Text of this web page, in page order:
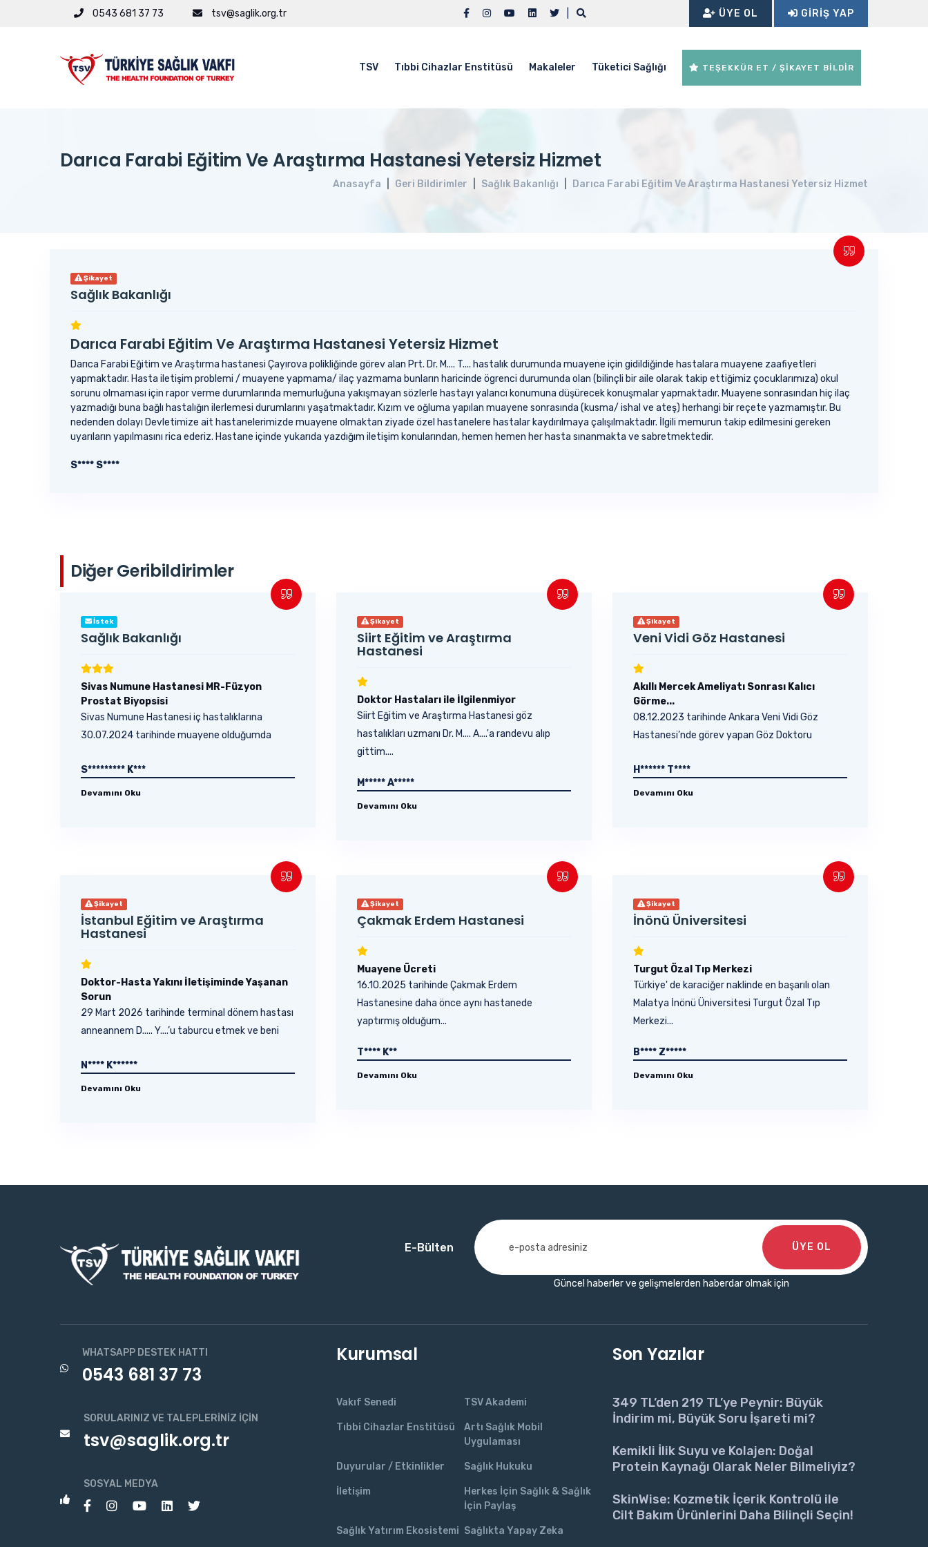
0543 681 37 73 tsv@saglik.org.tr ÜYE OL GIRIŞ YAP
TSV Tıbbi Cihazlar Enstitüsü Makaleler Tüketici Sağlığı TEŞEKKÜR ET / ŞİKAYET BİLDİR
Darıca Farabi Eğitim Ve Araştırma Hastanesi Yetersiz Hizmet
Anasayfa Geri Bildirimler Sağlık Bakanlığı Darıca Farabi Eğitim Ve Araştırma Hastanesi Yetersiz Hizmet
Şikayet
Sağlık Bakanlığı
Darıca Farabi Eğitim Ve Araştırma Hastanesi Yetersiz Hizmet
Darıca Farabi Eğitim ve Araştırma hastanesi Çayırova polikliğinde görev alan Prt. Dr. M.... T.... hastalık durumunda muayene için gidildiğinde hastalara muayene zaafiyetleri
yapmaktadır. Hasta iletişim problemi / muayene yapmama/ ilaç yazmama bunların haricinde ögrenci durumunda olan (bilinçli bir aile olarak takip ettiğimiz çocuklarımıza) okul
sorunu olmaması için rapor verme durumlarında memurluğuna yakışmayan sözlerle hastayı yalancı konumuna düşürecek konuşmalar yapmaktadır. Muayene sonrasından hiç ilaç
yazmadığı buna bağlı hastalığın ilerlemesi durumlarını yaşatmaktadır. Kızım ve oğluma yapılan muayene sonrasında (kusma/ ishal ve ateş) herhangi bir reçete yazmamıştır. Bu
nedenden dolayı Devletimize ait hastanelerimizde muayene olmaktan ziyade özel hastanelere hastalar kaydırılmaya çalışılmaktadır. İlgili memurun takip edilmesini gereken
uyarıların yapılmasını rica ederiz. Hastane içinde yukarıda yazdığım iletişim konularından, hemen hemen her hasta sınanmakta ve sabretmektedir.
S**** S****
Diğer Geribildirimler
İstek
Sağlık Bakanlığı
Sivas Numune Hastanesi MR-Füzyon
Prostat Biyopsisi
Sivas Numune Hastanesi iç hastalıklarına
30.07.2024 tarihinde muayene olduğumda
S********* K***
Devamını Oku
Şikayet
Siirt Eğitim ve Araştırma
Hastanesi
Doktor Hastaları ile İlgilenmiyor
Siirt Eğitim ve Araştırma Hastanesi göz
hastalıkları uzmanı Dr. M.... A....'a randevu alıp
gittim....
M***** A*****
Devamını Oku
Şikayet
Veni Vidi Göz Hastanesi
Akıllı Mercek Ameliyatı Sonrası Kalıcı
Görme...
08.12.2023 tarihinde Ankara Veni Vidi Göz
Hastanesi’nde görev yapan Göz Doktoru
H****** T****
Devamını Oku
Şikayet
İstanbul Eğitim ve Araştırma
Hastanesi
Doktor-Hasta Yakını İletişiminde Yaşanan
Sorun
29 Mart 2026 tarihinde terminal dönem hastası
anneannem D..... Y....’u taburcu etmek ve beni
N**** K******
Devamını Oku
Şikayet
Çakmak Erdem Hastanesi
Muayene Ücreti
16.10.2025 tarihinde Çakmak Erdem
Hastanesine daha önce aynı hastanede
yaptırmış olduğum...
T**** K**
Devamını Oku
Şikayet
İnönü Üniversitesi
Turgut Özal Tıp Merkezi
Türkiye' de karaciğer naklinde en başarılı olan
Malatya İnönü Üniversitesi Turgut Özal Tıp
Merkezi...
B**** Z*****
Devamını Oku
E-Bülten
Güncel haberler ve gelişmelerden haberdar olmak için
ÜYE OL
WHATSAPP DESTEK HATTI
0543 681 37 73
SORULARINIZ VE TALEPLERINIZ İÇIN
tsv@saglik.org.tr
SOSYAL MEDYA
Kurumsal
Vakıf Senedi TSV Akademi
Tıbbi Cihazlar Enstitüsü
Artı Sağlık Mobil
Uygulaması
Duyurular / Etkinlikler Sağlık Hukuku
İletişim
Herkes İçin Sağlık & Sağlık
İçin Paylaş
Sağlık Yatırım Ekosistemi Sağlıkta Yapay Zeka
Son Yazılar
349 TL’den 219 TL’ye Peynir: Büyük
İndirim mi, Büyük Soru İşareti mi?
Kemikli İlik Suyu ve Kolajen: Doğal
Protein Kaynağı Olarak Neler Bilmeliyiz?
SkinWise: Kozmetik İçerik Kontrolü ile
Cilt Bakım Ürünlerini Daha Bilinçli Seçin!